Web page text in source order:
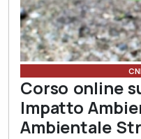
Corso online
Impatto
Ambientale